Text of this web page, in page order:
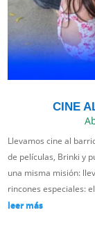
CINE
Llevamos cine al
de películas, Brinki y
una misma misión:
rincones especiales:
leer más